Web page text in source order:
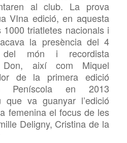
al club. La prova
VIna edició, en aquesta
triatletes nacionals i
la presència del 4
del món i recordista
Don, així com Miquel
de la primera edició
Peníscola en 2013
va guanyar l’edició
femenina el focus de les
Deligny, Cristina de la